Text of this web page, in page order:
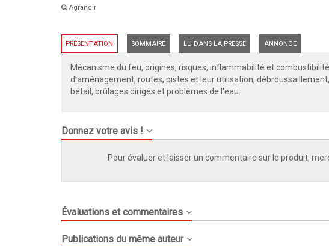
Agrandir
PRÉSENTATION SOMMAIRE LU DANS LA PRESSE ANNONCE
Mécanisme du feu, origines, risques, inflammabilité et
d'aménagement, routes, pistes et leur utilisation,
bétail, brûlages dirigés et problèmes de l'eau.
Donnez votre avis !
Pour évaluer et laisser un commentaire sur le produit,
Évaluations et commentaires
Publications du même auteur